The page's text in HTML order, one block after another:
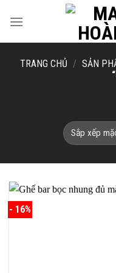
TRANG CHỦ / SẢN
- 16%